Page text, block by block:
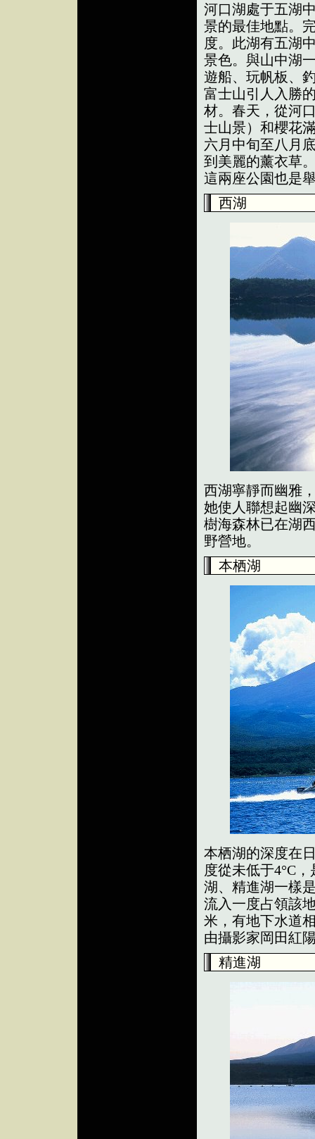
河口湖處于五湖
景的最佳地點。
度。此湖有五湖
景色。與山中湖
遊船、玩帆板、
富士山引人入勝
材。春天，從河
士山景）和櫻花
六月中旬至八月
到美麗的薰衣草
這兩座公園也是
西湖
西湖寧靜而幽雅
她使人聯想起幽
樹海森林已在湖
野營地。
本栖湖
本栖湖的深度在
度從未低于4°C
湖、精進湖一樣
流入一度占領該
米，有地下水道
由攝影家岡田紅
精進湖